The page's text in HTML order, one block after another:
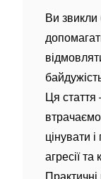
Ви
Ця
цінувати
агресії та
Практичні